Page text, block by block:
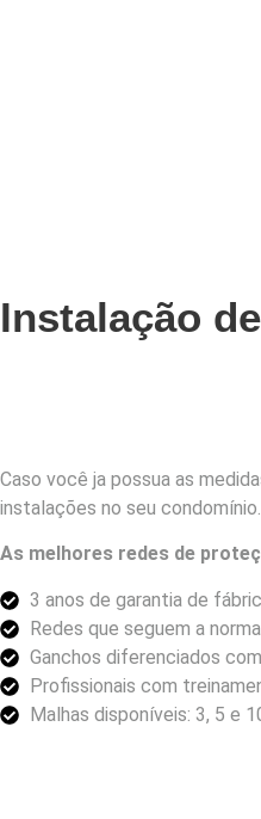
Instalação
Caso você ja possua as
instalações no seu condomínio.
As melhores redes de
3 anos de garantia de
Redes que seguem a
Ganchos diferenciados
Profissionais com
Malhas disponíveis: 3, 5 e